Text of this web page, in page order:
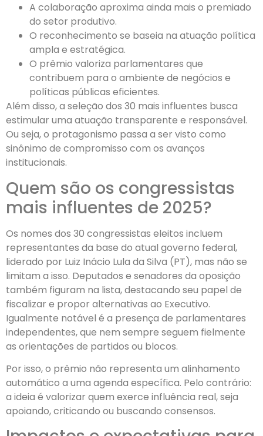
A colaboração aproxima ainda mais o premiado
do setor produtivo.
O reconhecimento se baseia na atuação política
ampla e estratégica.
O prêmio valoriza parlamentares que
contribuem para o ambiente de negócios e
políticas públicas eficientes.
Além disso, a seleção dos 30 mais influentes busca
estimular uma atuação transparente e responsável.
Ou seja, o protagonismo passa a ser visto como
sinônimo de compromisso com os avanços
institucionais.
Quem são os congressistas
mais influentes de 2025?
Os nomes dos 30 congressistas eleitos incluem
representantes da base do atual governo federal,
liderado por Luiz Inácio Lula da Silva (PT), mas não se
limitam a isso. Deputados e senadores da oposição
também figuram na lista, destacando seu papel de
fiscalizar e propor alternativas ao Executivo.
Igualmente notável é a presença de parlamentares
independentes, que nem sempre seguem fielmente
as orientações de partidos ou blocos.
Por isso, o prêmio não representa um alinhamento
automático a uma agenda específica. Pelo contrário:
a ideia é valorizar quem exerce influência real, seja
apoiando, criticando ou buscando consensos.